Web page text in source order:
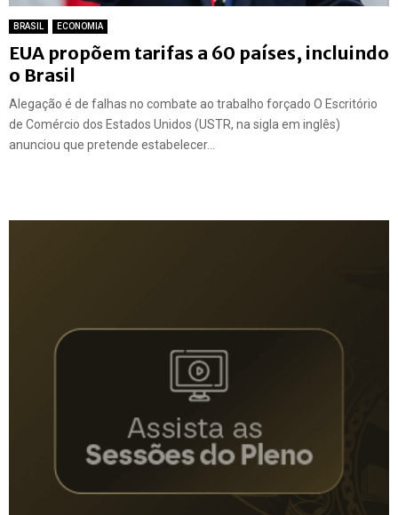
BRASIL ECONOMIA
EUA propõem tarifas a 60 países, incluindo
o Brasil
Alegação é de falhas no combate ao trabalho forçado O Escritório
de Comércio dos Estados Unidos (USTR, na sigla em inglês)
anunciou que pretende estabelecer...